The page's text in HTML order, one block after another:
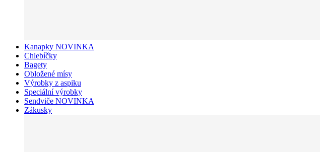
Kanapky NOVINKA
Chlebíčky
Bagety
Obložené mísy
Výrobky z aspiku
Speciální výrobky
Sendviče NOVINKA
Zákusky